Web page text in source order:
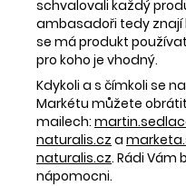
schvalovali každý
ambasadoři tedy znají
se má produkt
pro koho je vhodný.
Kdykoli a s čímkoli se
Markétu můžete
mailech:
naturalis.cz a
naturalis.cz. Rádi Vám
nápomocni.